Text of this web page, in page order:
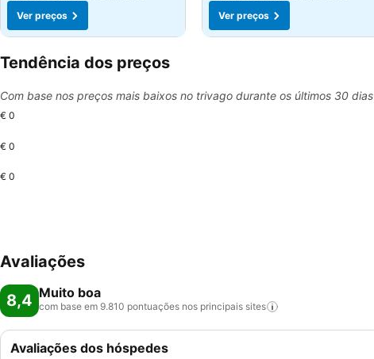
Ver preços
Ver preços
Tendência dos preços
Com base nos preços mais baixos no trivago durante os últimos 30 dias
€ 0
€ 0
€ 0
Avaliações
8,4 Muito boa
com base em 9.810 pontuações nos principais sites
Avaliações dos hóspedes